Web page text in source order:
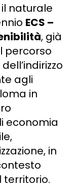
naturale
ECS –
, già
percorso
agli
in
economia
in
territorio.